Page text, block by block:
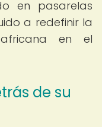
en pasarelas
a redefinir la
en el
de su